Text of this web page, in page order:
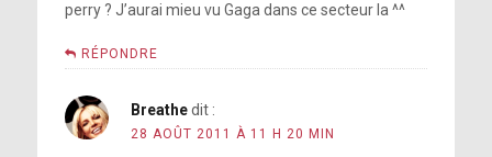
perry ? J’aurai mieu vu Gaga dans ce secteur la ^^
RÉPONDRE
Breathe dit :
28 AOÛT 2011 À 11 H 20 MIN